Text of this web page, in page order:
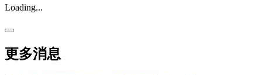
Loading...
更多消息